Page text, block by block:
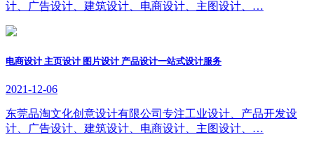
计、广告设计、建筑设计、电商设计、主图设计、…
电商设计 主页设计 图片设计 产品设计一站式设计服务
2021-12-06
东莞品淘文化创意设计有限公司专注工业设计、产品开发设
计、广告设计、建筑设计、电商设计、主图设计、…